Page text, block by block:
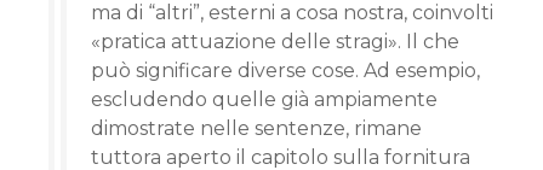
ma di “altri”, esterni a cosa nostra, coinvolti
«pratica attuazione delle stragi». Il che
può significare diverse cose. Ad esempio,
escludendo quelle già ampiamente
dimostrate nelle sentenze, rimane
tuttora aperto il capitolo sulla fornitura